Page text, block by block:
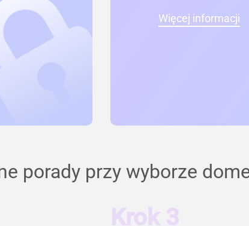
Więcej informacji
porady przy wyborze
Krok 3